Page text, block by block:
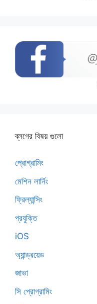
ব্লগের বিষয় গুলো
প্রোগ্রামিং
মেশিন লার্নিং
ফ্রিল্যান্সিং
প্রযুক্তি
iOS
অ্যান্ড্রয়েড
জাভা
সি প্রোগ্রামিং